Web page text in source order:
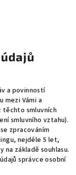
a povinností
mezi Vámi a
těchto smluvních
smluvního vztahu).
zpracováním
nejdéle 5 let,
na základě souhlasu.
správce osobní